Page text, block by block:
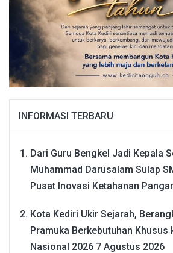
INFORMASI TERBARU
Dari Guru Bengkel Jadi Kepala
Muhammad Darusalam Sulap
Pusat Inovasi Ketahanan
Kota Kediri Ukir Sejarah,
Pramuka Berkebutuhan Khusus
Nasional 2026 7 Agustus 2026